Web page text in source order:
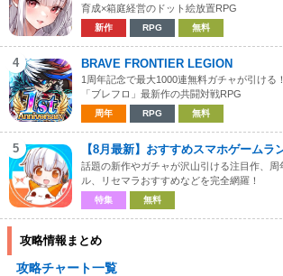
育成×箱庭経営のドット絵放置RPG
新作 RPG 無料
4 BRAVE FRONTIER LEGION
1周年記念で最大1000連無料ガチャが引ける
「ブレフロ」最新作の共闘対戦RPG
周年 RPG 無料
5 【8月最新】おすすめスマホゲームラ
話題の新作やガチャが沢山引ける注目作、周
ル、リセマラおすすめなどを完全網羅！
特集 無料
攻略情報まとめ
攻略チャート一覧